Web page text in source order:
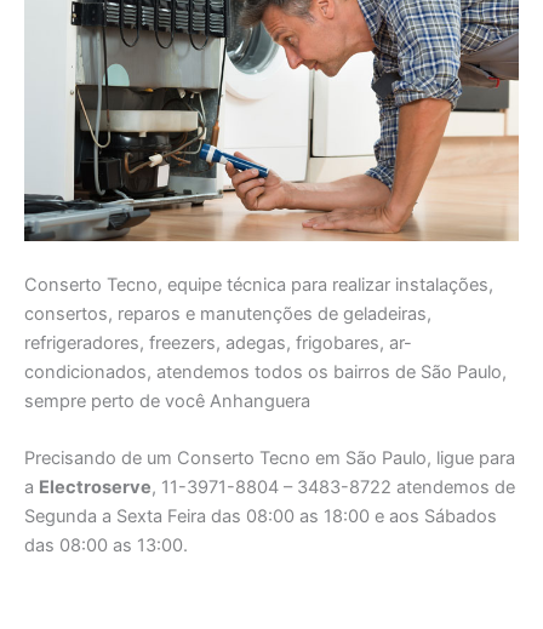
Conserto Tecno, equipe técnica para realizar instalações,
consertos, reparos e manutenções de geladeiras,
refrigeradores, freezers, adegas, frigobares, ar-
condicionados, atendemos todos os bairros de São Paulo,
sempre perto de você Anhanguera
Precisando de um Conserto Tecno em São Paulo, ligue para
a Electroserve, 11-3971-8804 – 3483-8722 atendemos de
Segunda a Sexta Feira das 08:00 as 18:00 e aos Sábados
das 08:00 as 13:00.